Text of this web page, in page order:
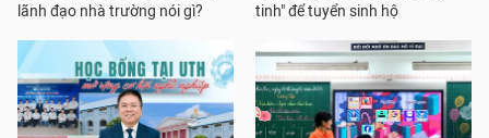
lãnh đạo nhà trường nói gì?
tinh" để tuyển sinh hộ